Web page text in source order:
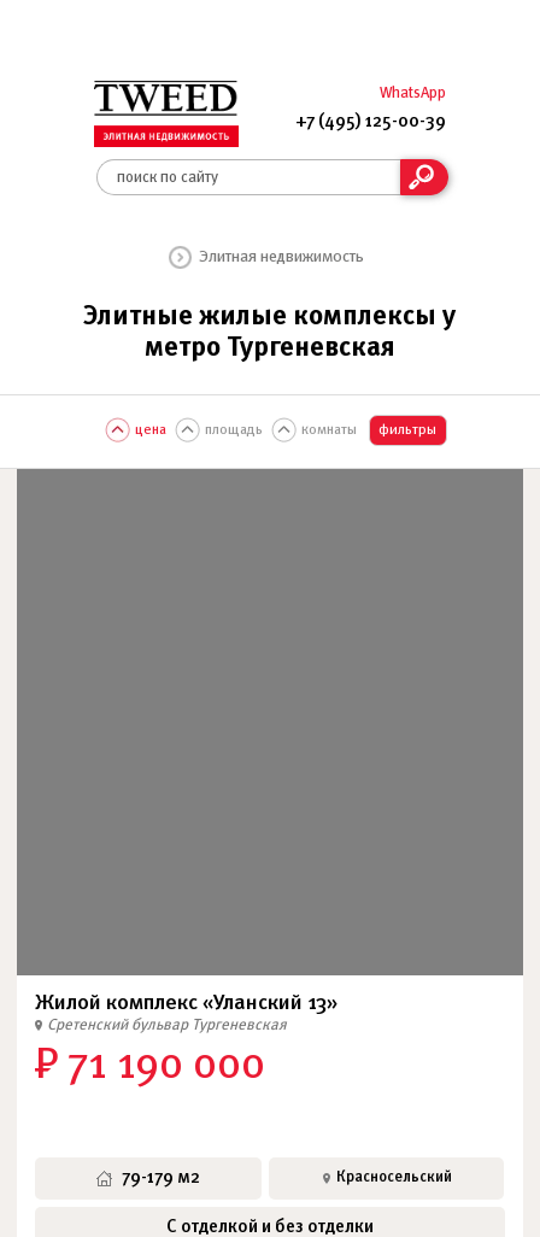
WhatsApp
+7 (495) 125-00-39
Элитная недвижимость
Элитные жилые комплексы у
метро Тургеневская
цена площадь комнаты фильтры
Жилой комплекс «Уланский 13»
Сретенский бульвар Тургеневская
₽ 71 190 000
79-179 м2 Красносельский
С отделкой и без отделки